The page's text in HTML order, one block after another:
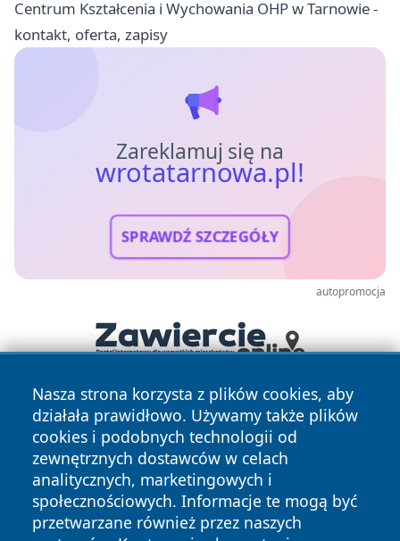
Centrum Kształcenia i Wychowania OHP w Tarnowie -
kontakt, oferta, zapisy
Zareklamuj się na
wrotatarnowa.pl!
SPRAWDŹ SZCZEGÓŁY
autopromocja
Nasza strona korzysta z plików cookies, aby
działała prawidłowo. Używamy także plików
cookies i podobnych technologii od
zewnętrznych dostawców w celach
analitycznych, marketingowych i
społecznościowych. Informacje te mogą być
przetwarzane również przez naszych
Copyright © 2026 wrotatarnowa.pl Wszystkie prawa
zastrzeżone.